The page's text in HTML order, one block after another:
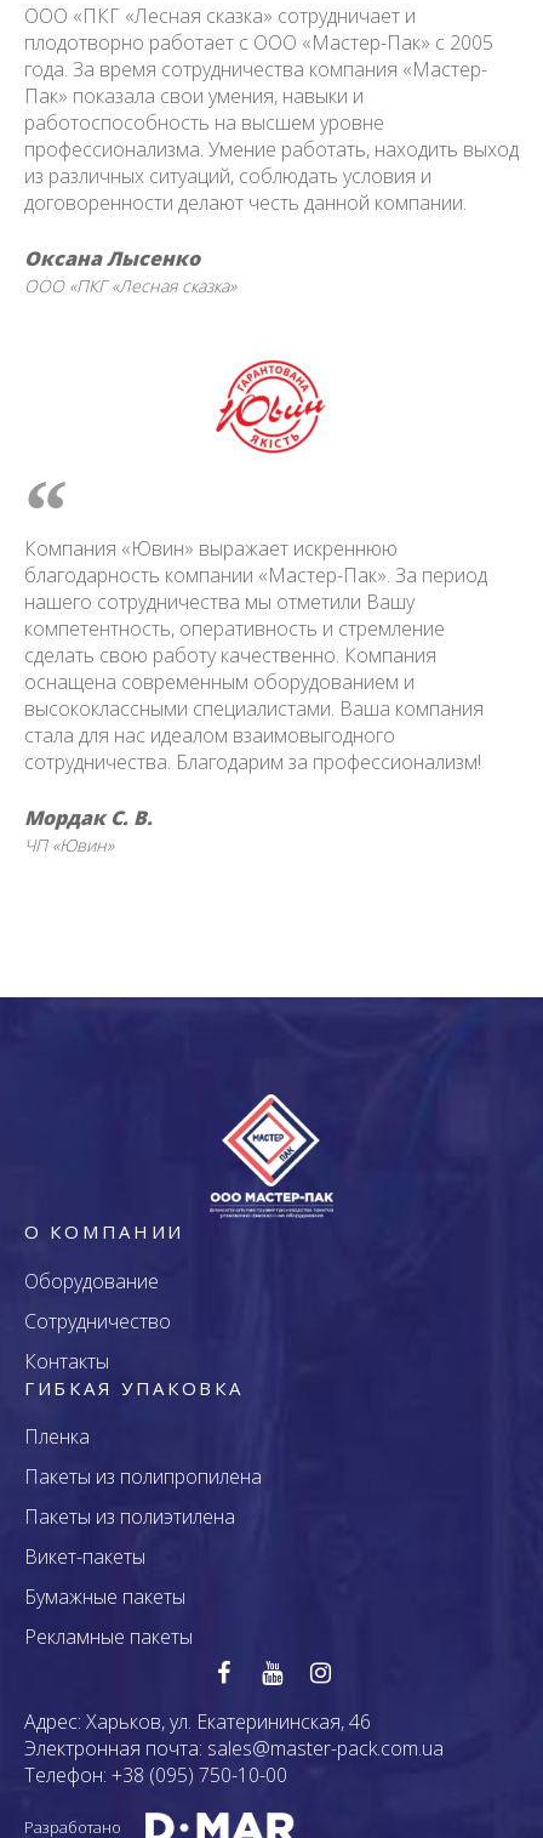
ООО «ПКГ «Лесная сказка» сотрудничает и
плодотворно работает с ООО «Мастер-Пак» с 2005
года. За время сотрудничества компания «Мастер-
Пак» показала свои умения, навыки и
работоспособность на высшем уровне
профессионализма. Умение работать, находить выход
из различных ситуаций, соблюдать условия и
договоренности делают честь данной компании.
Оксана Лысенко
ООО «ПКГ «Лесная сказка»
Компания «Ювин» выражает искреннюю
благодарность компании «Мастер-Пак». За период
нашего сотрудничества мы отметили Вашу
компетентность, оперативность и стремление
сделать свою работу качественно. Компания
оснащена современным оборудованием и
высококлассными специалистами. Ваша компания
стала для нас идеалом взаимовыгодного
сотрудничества. Благодарим за профессионализм!
Мордак С. В.
ЧП «Ювин»
О КОМПАНИИ
Оборудование
Сотрудничество
Контакты
ГИБКАЯ УПАКОВКА
Пленка
Пакеты из полипропилена
Пакеты из полиэтилена
Викет-пакеты
Бумажные пакеты
Рекламные пакеты
Адрес: Харьков, ул. Екатерининская, 46
Электронная почта: sales@master-pack.com.ua
Телефон: +38 (095) 750-10-00
Разработано